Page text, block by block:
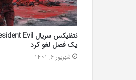
یک فصل لغو کرد
شهریور 6, 1401